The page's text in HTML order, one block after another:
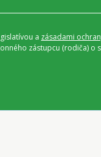
a zásadami
zástupcu (rodiča)